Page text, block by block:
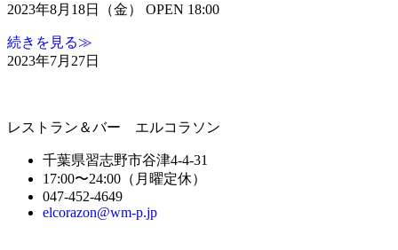
2023年8月18日（金） OPEN 18:00
続きを見る≫
2023年7月27日
レストラン＆バー エルコラソン
千葉県習志野市谷津4-4-31
17:00〜24:00（月曜定休）
047-452-4649
elcorazon@wm-p.jp